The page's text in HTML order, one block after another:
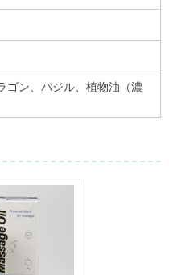
ゴン、バジル、植物油（濃